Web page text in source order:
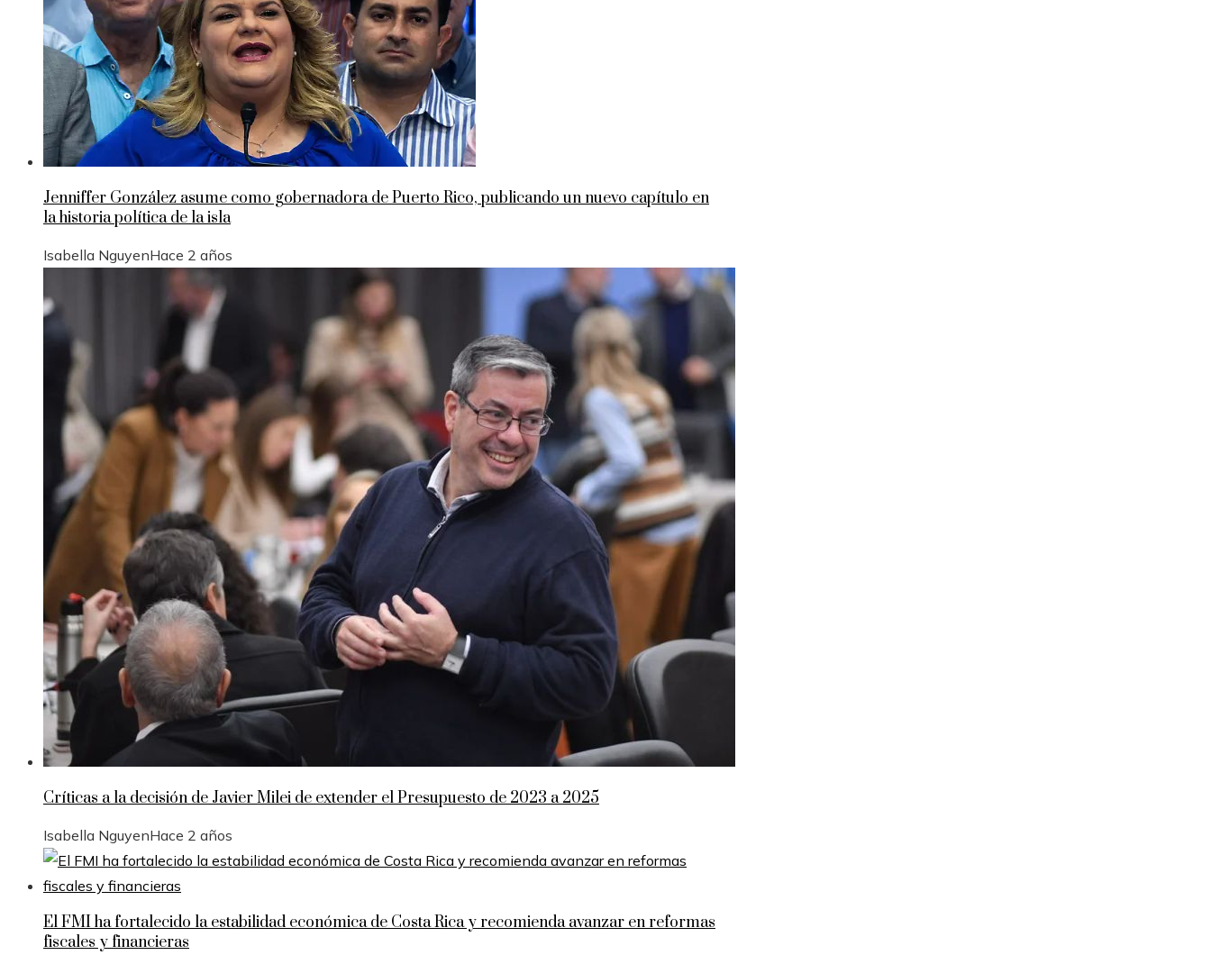
Jenniffer González asume como gobernadora de Puerto Rico, publicando un nuevo capítulo en
la historia política de la isla
Isabella NguyenHace 2 años
Críticas a la decisión de Javier Milei de extender el Presupuesto de 2023 a 2025
Isabella NguyenHace 2 años
El FMI ha fortalecido la estabilidad económica de Costa Rica y recomienda avanzar en reformas
fiscales y financieras